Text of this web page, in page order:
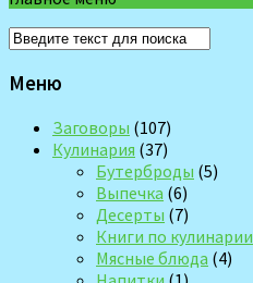
Меню
Заговоры (107)
Кулинария (37)
Бутерброды (5)
Выпечка (6)
Десерты (7)
Книги по кулинарии
Мясные блюда (4)